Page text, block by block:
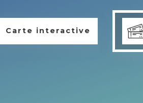
Carte interactive